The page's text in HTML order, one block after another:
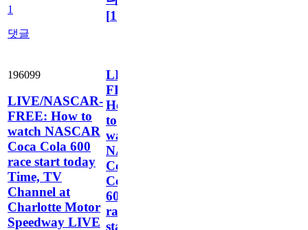
1
댓글
[1]
196099
LIVE/NASCAR-
FREE: How to
watch NASCAR
Coca Cola 600
race start today
Time, TV
Channel at
Charlotte Motor
Speedway LIVE
LIVE/NASCAR-
FREE:
How
to
watch
NASCAR
Coca
Cola
600
race
start